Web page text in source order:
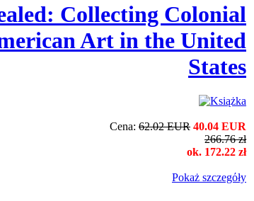
Collecting Colonial
Art in the United
States
Cena: 62.02 EUR 40.04 EUR
266.76 zł
ok. 172.22 zł
Pokaż szczegόły